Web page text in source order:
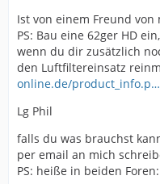
Ist von einem Freund von
PS: Bau eine 62ger HD
wenn du dir zusätzlich
den Luftfiltereinsatz
online.de/
Lg Phil
falls du was brauchst
per email an mich
PS: heiße in beiden